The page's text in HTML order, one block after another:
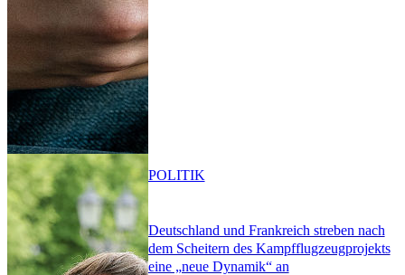
Deutschland und Frankreich streben nach
dem Scheitern des Kampfflugzeugprojekts
eine „neue Dynamik“ an
POLITIK